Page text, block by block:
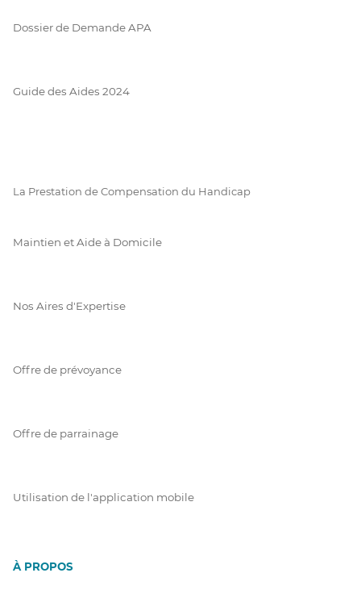
Dossier de Demande APA
Guide des Aides 2024
La Prestation de Compensation du Handicap
Maintien et Aide à Domicile
Nos Aires d'Expertise
Offre de prévoyance
Offre de parrainage
Utilisation de l'application mobile
À PROPOS